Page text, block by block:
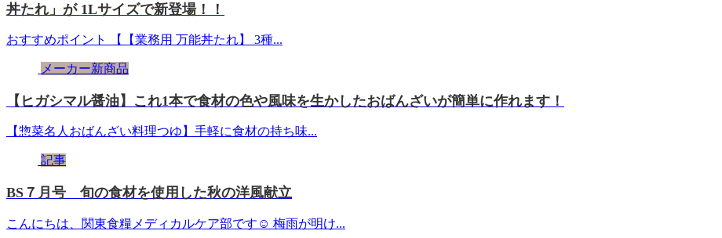
丼たれ」が 1Lサイズで新登場！！
おすすめポイント 【【業務用 万能丼たれ】 3種...
メーカー新商品
【ヒガシマル醤油】これ1本で食材の色や風味を生かしたおばんざいが簡単に作れます！
【惣菜名人おばんざい料理つゆ】手軽に食材の持ち味...
記事
BS７月号 旬の食材を使用した秋の洋風献立
こんにちは、関東食糧メディカルケア部です☺ 梅雨が明け...